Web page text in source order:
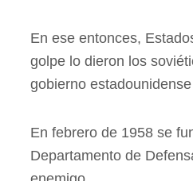
En ese entonces,
golpe lo dieron los
gobierno
En febrero de 1958 se
Departamento de